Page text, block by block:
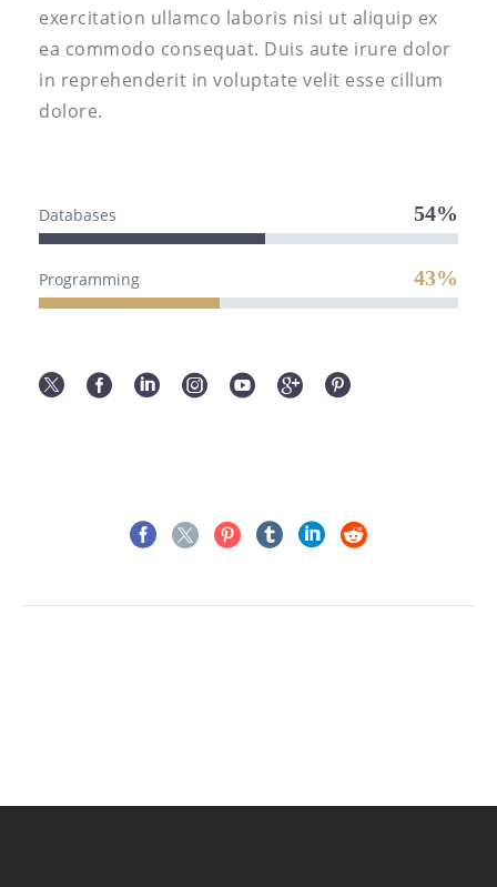
exercitation ullamco laboris nisi ut aliquip ex
ea commodo consequat. Duis aute irure dolor
in reprehenderit in voluptate velit esse cillum
dolore.
Databases 54%
Programming 43%